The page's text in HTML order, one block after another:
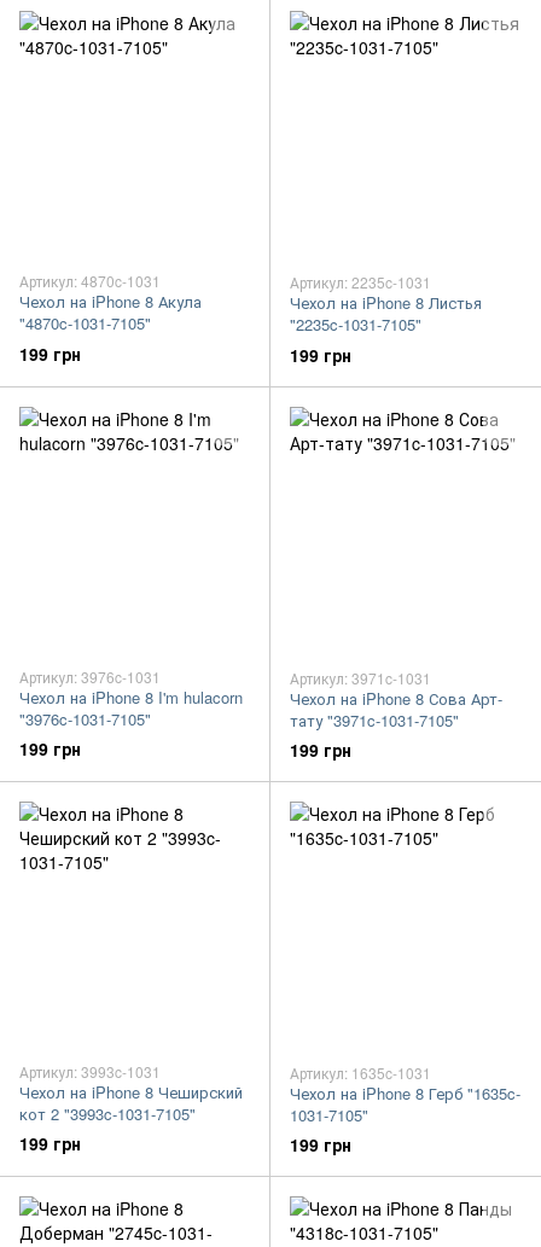
Артикул: 4870c-1031
Чехол на iPhone 8 Акула
"4870c-1031-7105"
199 грн
Артикул: 2235c-1031
Чехол на iPhone 8 Листья
"2235c-1031-7105"
199 грн
Артикул: 3976c-1031
Чехол на iPhone 8 I'm hulacorn
"3976c-1031-7105"
199 грн
Артикул: 3971c-1031
Чехол на iPhone 8 Сова Арт-
тату "3971c-1031-7105"
199 грн
Артикул: 3993c-1031
Чехол на iPhone 8 Чеширский
кот 2 "3993c-1031-7105"
199 грн
Артикул: 1635c-1031
Чехол на iPhone 8 Герб "1635c-
1031-7105"
199 грн